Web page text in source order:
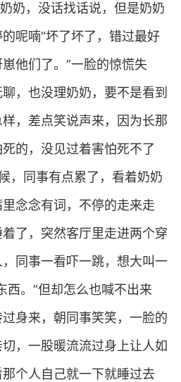
奶，没话找话说，但是奶奶
呢喃“坏了坏了，错过最好
他们了。”一脸的惊慌失
，也没理奶奶，要不是看到
，差点笑说声来，因为长那
的，没见过着害怕死不了
，同事有点累了，看着奶奶
念念有词，不停的走来走
了，突然客厅里走进两个穿
同事一看吓一跳，想大叫一
西。”但却怎么也喊不出来
身来，朝同事笑笑，一脸的
，一股暖流流过身上让人如
个人自己就一下就睡过去